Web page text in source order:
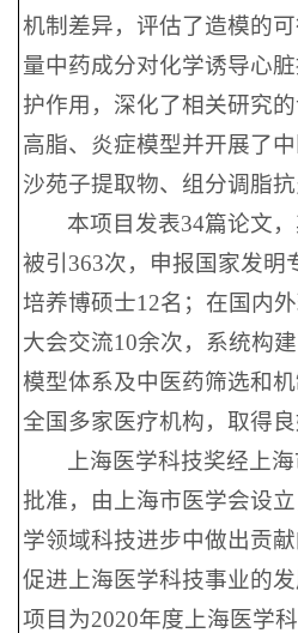
机制差异，评估了造模的
量中药成分对化学诱导心
护作用，深化了相关研究
高脂、炎症模型并开展了
沙苑子提取物、组分调脂抗
本项目发表34篇论文
被引363次，申报国家发明
培养博硕士12名；在国内
大会交流10余次，系统构
模型体系及中医药筛选和
全国多家医疗机构，取得良
上海医学科技奖经上
批准，由上海市医学会设
学领域科技进步中做出贡献
促进上海医学科技事业的
项目为2020年度上海医学